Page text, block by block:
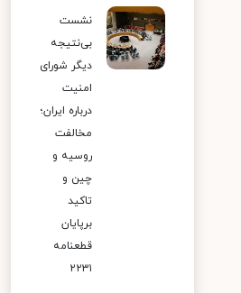
نشست
بی‌نتیجه
دیگر شورای
امنیت
درباره ایران؛
مخالفت
روسیه و
چین و
تاکید
برپایان
قطعنامه
۲۲۳۱